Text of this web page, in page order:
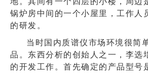
锅炉房中间的一个小屋里，工作人
的研发。
当时国内质谱仪市场环境很简
品。东西分析的创始人之一，李选
的开发工作。首先确定的产品型号